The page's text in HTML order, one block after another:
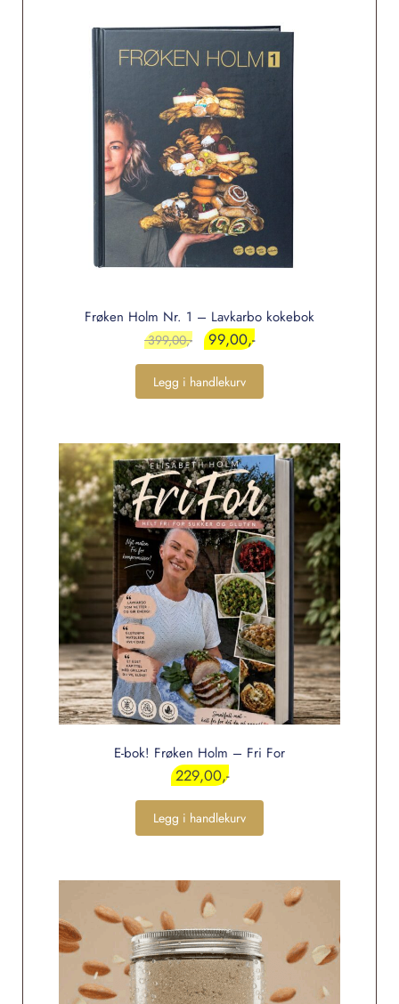
Frøken Holm Nr. 1 – Lavkarbo kokebok
399,00 99,00
Legg i handlekurv
E-bok! Frøken Holm – Fri For
229,00
Legg i handlekurv